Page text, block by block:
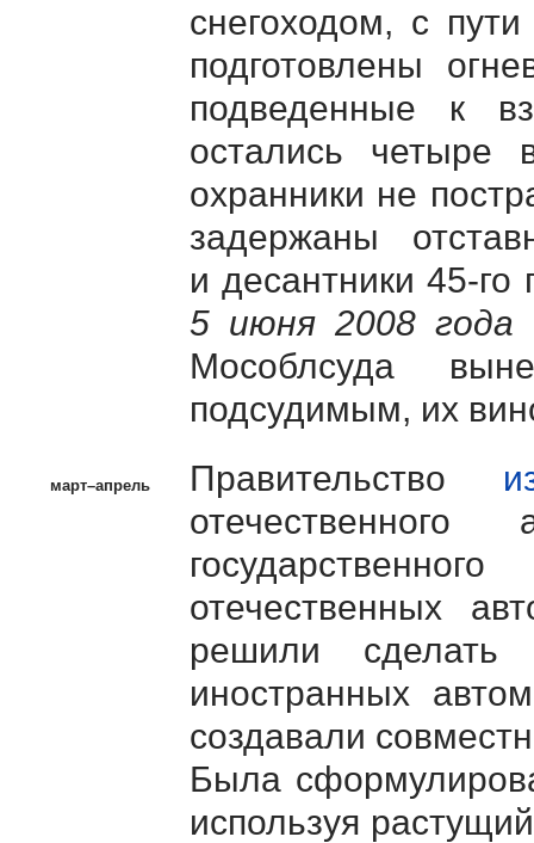
снегоходом, с
подготовлены
подведенные к
остались четыре
охранники не
задержаны
и десантники 45-
5 июня 2008 года
Мособлсуда
подсудимым, их
март–апрель Правительство
отечественных
решили сделать
иностранных
создавали
Была
используя